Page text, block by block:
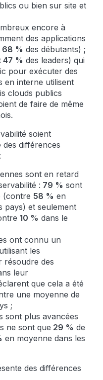
ou bien sur site et
encore à
des applications
68 % des débutants) ;
47 % des leaders) qui
pour exécuter des
en interne utilisent
clouds publics
de faire de même
soient
différences
sont en retard
: 79 % sont
(contre 58 % en
pays) et seulement
10 % dans le
ont connu un
les
résoudre des
leur
que cela a été
une moyenne de
;
sont plus avancées
ne sont que 29 % de
en moyenne dans les
des différences